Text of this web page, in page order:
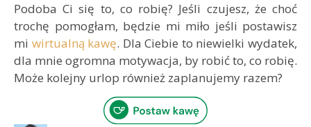
Podoba Ci się to, co robię? Jeśli czujesz, że choć
trochę pomogłam, będzie mi miło jeśli postawisz
mi wirtualną kawę. Dla Ciebie to niewielki wydatek,
dla mnie ogromna motywacja, by robić to, co robię.
Może kolejny urlop również zaplanujemy razem?